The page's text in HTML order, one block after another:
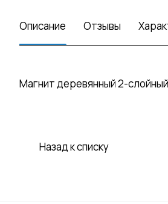
Описание Отзывы
Магнит деревянный 2-
Назад к списку